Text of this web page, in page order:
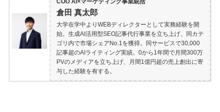
COO AI×マーケティング事業統括
倉田 真太郎
大学在学中よりWEBディレクターとして実務経験を開
始。生成AI活用型SEO記事代行事業を立ち上げ、同カテ
ゴリ内で市場シェアNo.1を獲得。同サービスで30,000
記事超のAIライティング実績。0から1年間で月間300万
PVのメディアを立ち上げ、月間1億円超の売上創出に寄
与した経験を有する。